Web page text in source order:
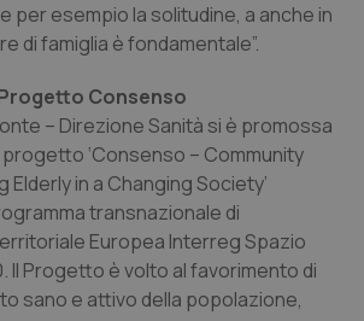
per esempio la solitudine, a anche in
di famiglia è fondamentale”.
Consenso
– Direzione Sanità si è promossa
‘Consenso – Community
Elderly in a Changing Society’
transnazionale di
Europea Interreg Spazio
Il Progetto è volto al favorimento di
sano e attivo della popolazione,
CookieScript
www.quotidianosanita.it